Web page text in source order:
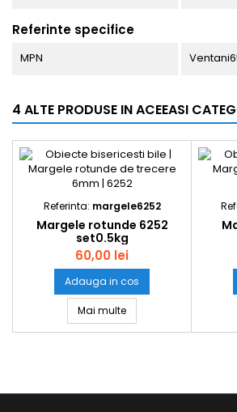
Referinte specifice
MPN
4 ALTE PRODUSE IN ACEEASI
Referinta: margele6252
Margele rotunde 6252
set0.5kg
60,00 lei
Adauga in cos
Mai multeMargele rotunde 6252